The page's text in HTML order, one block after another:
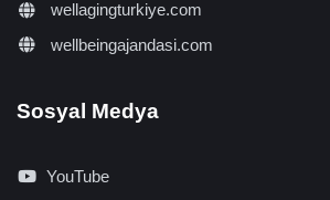
wellagingturkiye.com
wellbeingajandasi.com
Sosyal Medya
YouTube